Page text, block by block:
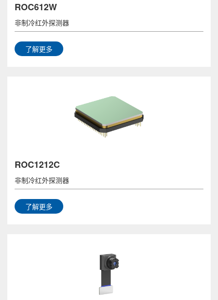
ROC612W
非制冷红外探测器
了解更多
ROC1212C
非制冷红外探测器
了解更多